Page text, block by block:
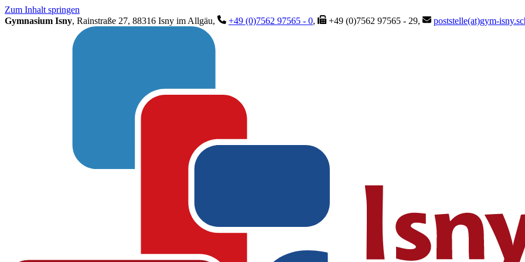
Zum Inhalt springen
Gymnasium Isny, Rainstraße 27, 88316 Isny im Allgäu, +49 (0)7562 97565 - 0, +49 (0)7562 97565 - 29, poststelle(at)gym-